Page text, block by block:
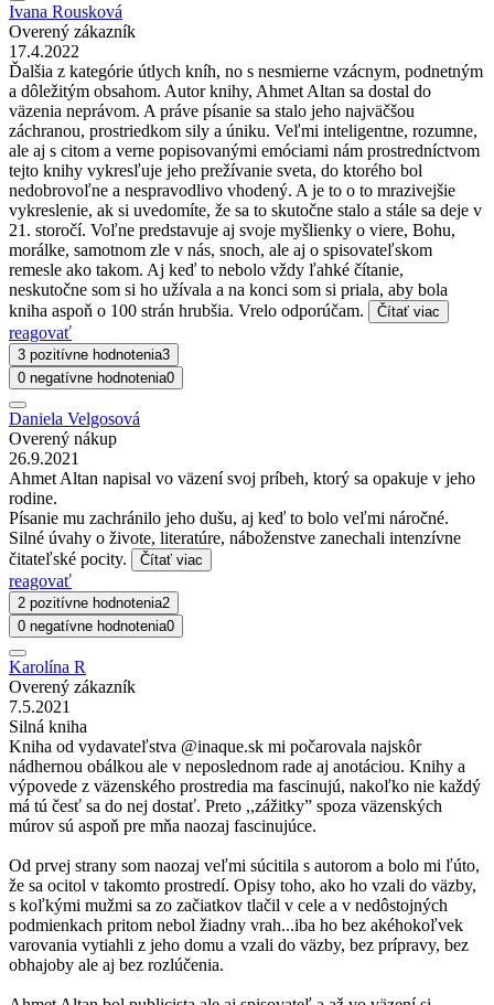
Ivana Rousková
Overený zákazník
17.4.2022
Ďalšia z kategórie útlych kníh, no s nesmierne vzácnym, podnetným
a dôležitým obsahom. Autor knihy, Ahmet Altan sa dostal do
väzenia neprávom. A práve písanie sa stalo jeho najväčšou
záchranou, prostriedkom sily a úniku. Veľmi inteligentne, rozumne,
ale aj s citom a verne popisovanými emóciami nám prostredníctvom
tejto knihy vykresľuje jeho prežívanie sveta, do ktorého bol
nedobrovoľne a nespravodlivo vhodený. A je to o to mrazivejšie
vykreslenie, ak si uvedomíte, že sa to skutočne stalo a stále sa deje v
21. storočí. Voľne predstavuje aj svoje myšlienky o viere, Bohu,
morálke, samotnom zle v nás, snoch, ale aj o spisovateľskom
remesle ako takom. Aj keď to nebolo vždy ľahké čítanie,
neskutočne som si ho užívala a na konci som si priala, aby bola
kniha aspoň o 100 strán hrubšia. Vrelo odporúčam.
Čítať viac
reagovať
3 pozitívne hodnotenia3
0 negatívne hodnotenia0
Daniela Velgosová
Overený nákup
26.9.2021
Ahmet Altan napisal vo väzení svoj príbeh, ktorý sa opakuje v jeho
rodine.
Písanie mu zachránilo jeho dušu, aj keď to bolo veľmi náročné.
Silné úvahy o živote, literatúre, náboženstve zanechali intenzívne
čitateľské pocity.
Čítať viac
reagovať
2 pozitívne hodnotenia2
0 negatívne hodnotenia0
Karolína R
Overený zákazník
7.5.2021
Silná kniha
Kniha od vydavateľstva @inaque.sk mi počarovala najskôr
nádhernou obálkou ale v neposlednom rade aj anotáciou. Knihy a
výpovede z väzenského prostredia ma fascinujú, nakoľko nie každý
má tú česť sa do nej dostať. Preto ,,zážitky” spoza väzenských
múrov sú aspoň pre mňa naozaj fascinujúce.
Od prvej strany som naozaj veľmi súcitila s autorom a bolo mi ľúto,
že sa ocitol v takomto prostredí. Opisy toho, ako ho vzali do väzby,
s koľkými mužmi sa zo začiatkov tlačil v cele a v nedôstojných
podmienkach pritom nebol žiadny vrah...iba ho bez akéhokoľvek
varovania vytiahli z jeho domu a vzali do väzby, bez prípravy, bez
obhajoby ale aj bez rozlúčenia.